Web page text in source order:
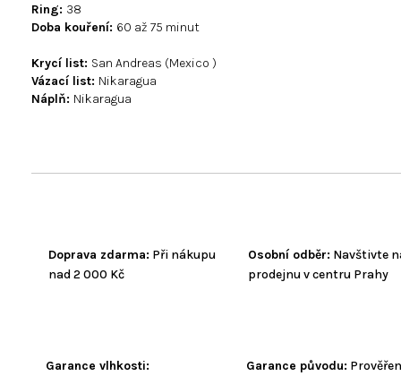
Doprava zdarma: Při nákupu
nad 2 000 Kč
Osobní odběr: Navštivte
prodejnu v centru Prahy
Garance vlhkosti:
Garance původu:
Ring: 38
Doba kouření: 60 až 75 minut
Krycí list: San Andreas (Mexico )
Vázací list: Nikaragua
Náplň: Nikaragua